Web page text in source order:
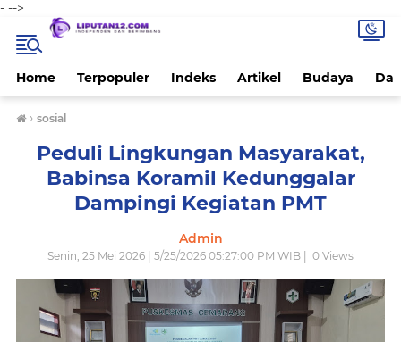
- -->
Home Terpopuler Indeks Artikel Budaya
› sosial
Peduli Lingkungan Masyarakat,
Babinsa Koramil Kedunggalar
Dampingi Kegiatan PMT
Admin
Senin, 25 Mei 2026 | 5/25/2026 05:27:00 PM WIB | 0 Views